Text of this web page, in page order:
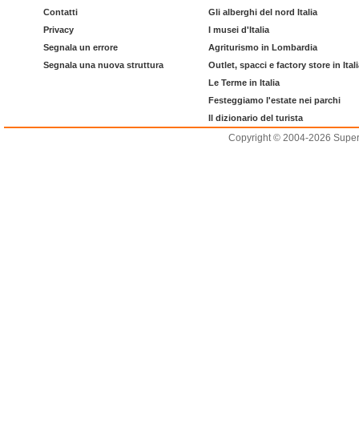
Contatti
Privacy
Segnala un errore
Segnala una nuova struttura
Gli alberghi del nord Italia
I musei d'Italia
Agriturismo in Lombardia
Outlet, spacci e factory store in
Le Terme in Italia
Festeggiamo l'estate nei parchi
Il dizionario del turista
Copyright © 2004-2026